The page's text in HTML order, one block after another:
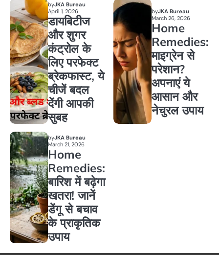
byJKA Bureau
April 1, 2026
डायबिटीज
और शुगर
कंट्रोल के
लिए परफेक्ट
ब्रेकफास्ट, ये
चीजें बदल
देंगी आपकी
सुबह
byJKA Bureau
March 26, 2026
Home
Remedies:
माइग्रेन से
परेशान?
अपनाएं ये
आसान और
नेचुरल उपाय
byJKA Bureau
March 21, 2026
Home
Remedies:
बारिश में बढ़ेगा
खतरा! जानें
डेंगू से बचाव
के प्राकृतिक
उपाय